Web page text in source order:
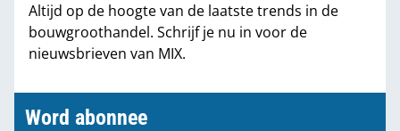
Partners
Altijd op de hoogte van de laatste trends in de
bouwgroothandel. Schrijf je nu in voor de
nieuwsbrieven van MIX.
Word abonnee